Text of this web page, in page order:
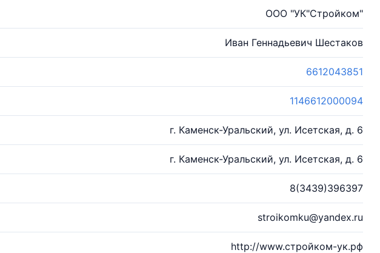
ООО "УК"Стройком"
Иван Геннадьевич Шестаков
6612043851
1146612000094
г. Каменск-Уральский, ул. Исетская, д. 6
г. Каменск-Уральский, ул. Исетская, д. 6
8(3439)396397
stroikomku@yandex.ru
http://www.стройком-ук.рф